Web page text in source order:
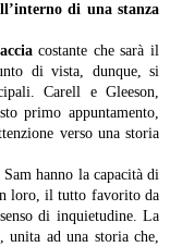
di una stanza
costante che sarà il
di vista, dunque, si
Carell e Gleeson,
primo appuntamento,
verso una storia
hanno la capacità di
loro, il tutto favorito da
di inquietudine. La
ad una storia che,